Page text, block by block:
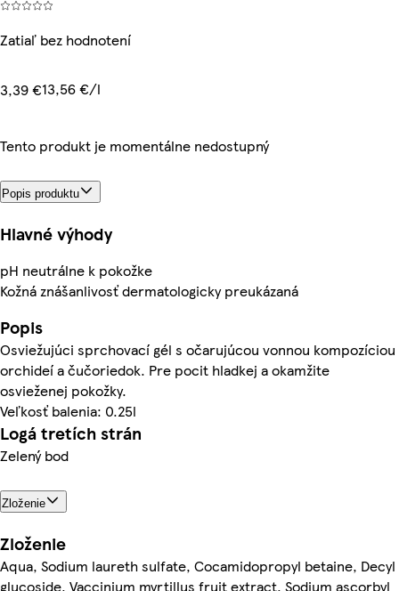
Zatiaľ bez hodnotení
3,39 €13,56 €/l
Tento produkt je momentálne nedostupný
Popis produktu
Hlavné výhody
pH neutrálne k pokožke
Kožná znášanlivosť dermatologicky preukázaná
Popis
Osviežujúci sprchovací gél s očarujúcou vonnou kompozíciou
orchideí a čučoriedok. Pre pocit hladkej a okamžite
osvieženej pokožky.
Veľkosť balenia: 0.25l
Logá tretích strán
Zelený bod
Zloženie
Zloženie
Aqua, Sodium laureth sulfate, Cocamidopropyl betaine, Decyl
glucoside, Vaccinium myrtillus fruit extract, Sodium ascorbyl